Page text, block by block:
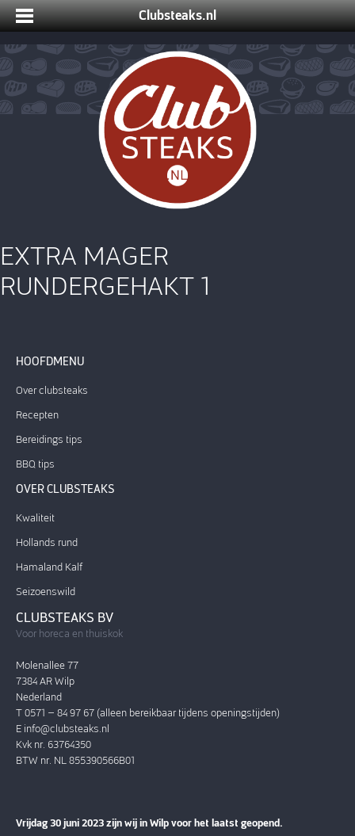
Clubsteaks.nl
EXTRA MAGER
RUNDERGEHAKT 1
HOOFDMENU
Over clubsteaks
Recepten
Bereidings tips
BBQ tips
OVER CLUBSTEAKS
Kwaliteit
Hollands rund
Hamaland Kalf
Seizoenswild
CLUBSTEAKS BV
Voor horeca en thuiskok
Molenallee 77
7384 AR Wilp
Nederland
T 0571 – 84 97 67 (alleen bereikbaar tijdens openingstijden)
E info@clubsteaks.nl
Kvk nr. 63764350
BTW nr. NL 855390566B01
Vrijdag 30 juni 2023 zijn wij in Wilp voor het laatst geopend.